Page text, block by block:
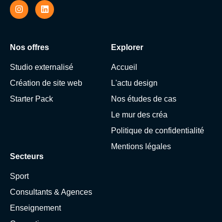
Nos offres
Studio externalisé
Création de site web
Starter Pack
Explorer
Accueil
L'actu design
Nos études de cas
Le mur des créa
Politique de confidentialité
Mentions légales
Secteurs
Sport
Consultants & Agences
Enseignement